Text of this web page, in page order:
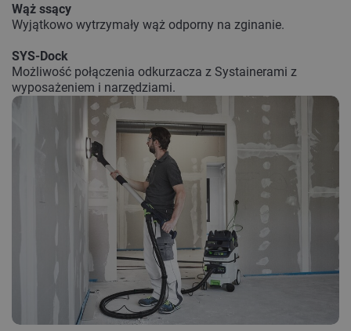
Wąż ssący
Wyjątkowo wytrzymały wąż odporny na zginanie.
SYS-Dock
Możliwość połączenia odkurzacza z Systainerami z
wyposażeniem i narzędziami.